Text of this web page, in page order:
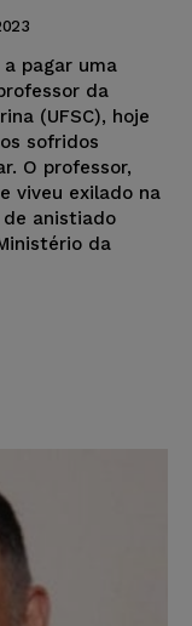
pagar uma
da
(UFSC), hoje
sofridos
O professor,
viveu exilado na
de anistiado
da